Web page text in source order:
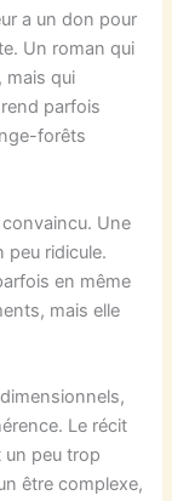
a un don pour
Un roman qui
mais qui
parfois
forêts
Une
peu ridicule.
en même
mais elle
Le récit
un peu trop
être complexe,